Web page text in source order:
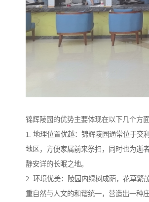
锦辉陵园的优势主要体现在以下几个方面
1. 地理位置优越：锦辉陵园通常位于交
地区，方便家属前来祭扫，同时也为逝
静安详的长眠之地。
2. 环境优美：陵园内绿树成荫，花草繁
重自然与人文的和谐统一，营造出一种